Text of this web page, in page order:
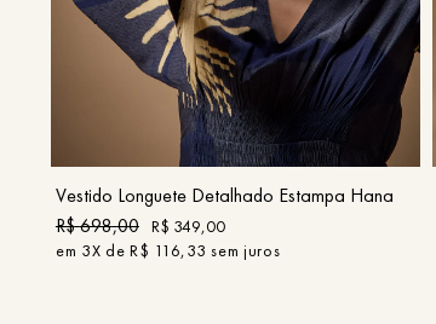
P M
COMPRAR
Vestido Longuete Detalhado Estampa Hana
R$698,00 R$ 349,00
em 3X deR$ 116,33 sem juros